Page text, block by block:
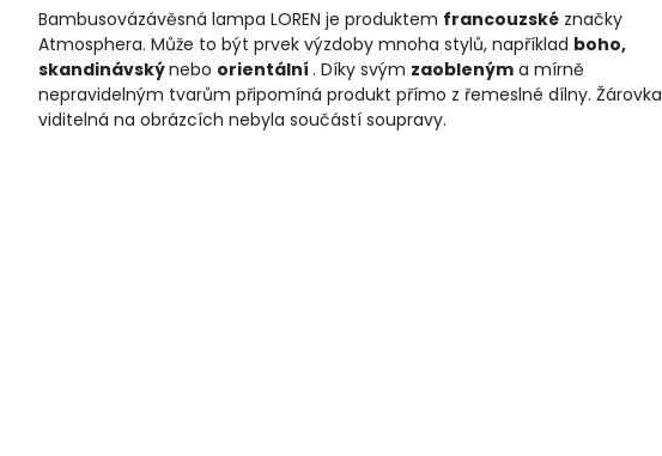
Bambusovázávěsná lampa LOREN je produktem francouzské značky
Atmosphera. Může to být prvek výzdoby mnoha stylů, například boho,
skandinávskýnebo orientální . Díky svým zaobleným a mírně
nepravidelným tvarům připomíná produkt přímo z řemeslné dílny. Žárovka
viditelná na obrázcích nebyla součástí soupravy.